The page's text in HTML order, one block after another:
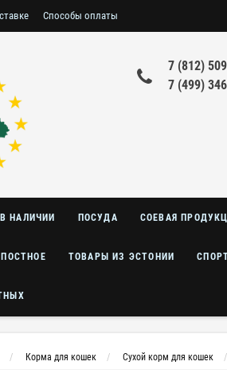
Способы оплаты
7 (812)
7 (499)
НАЛИЧИИ ПОСУДА СОЕВАЯ
ТОВАРЫ ИЗ ЭСТОНИИ
Корма для кошек Сухой корм для кошек